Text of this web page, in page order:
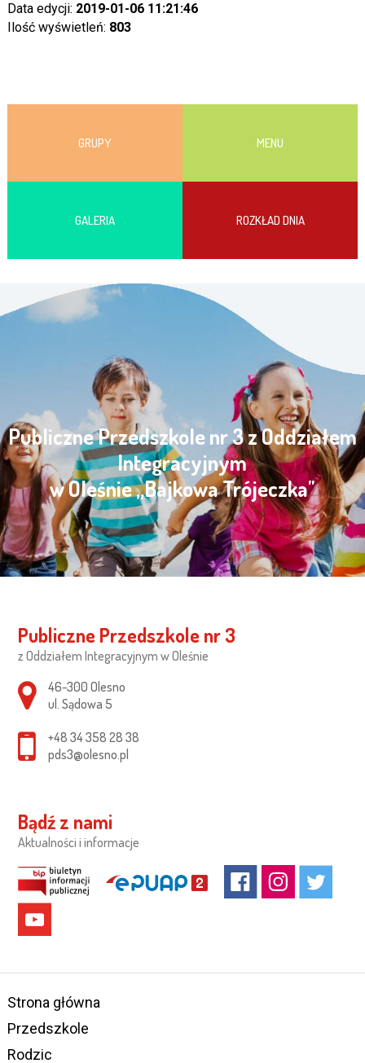
Data edycji: 2019-01-06 11:21:46
Ilość wyświetleń: 803
GRUPY MENU
GALERIA ROZKŁAD DNIA
Publiczne Przedszkole nr 3 z Oddziałem
Integracyjnym
w Oleśnie „Bajkowa Trójeczka"
Publiczne Przedszkole nr 3
z Oddziałem Integracyjnym w Oleśnie
Adres pocztowy:
46-300 Olesno
ul. Sądowa 5
+48 34 358 28 38
pds3@olesno.pl
Bądź z nami
Aktualności i informacje
Strona główna
Przedszkole
Rodzic